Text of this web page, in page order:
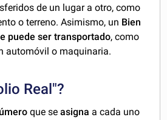
de un lugar a otro, como
o terreno. Asimismo, un Bien
puede ser transportado, como
automóvil o maquinaria.
Real"?
que seasigna a cada uno